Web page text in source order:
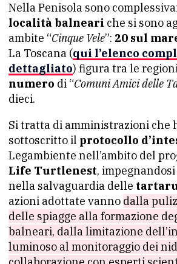
Nella Penisola sono
località balneari che si sono
ambite “Cinque Vele”: 20 sul
La Toscana (qui l’elenco
dettagliato) figura tra le
numero di “Comuni Amici delle
dieci.
Si tratta di amministrazioni che
sottoscritto il protocollo
Legambiente nell’ambito del
Life Turtlenest,
nella salvaguardia delle
azioni adottate vanno dalla
delle spiagge alla formazione
balneari, dalla limitazione
luminoso al monitoraggio dei